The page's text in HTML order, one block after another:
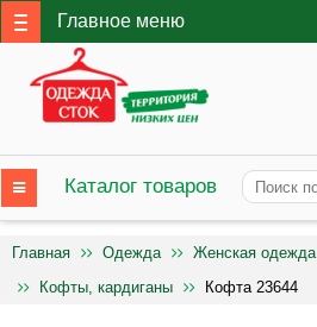
Главное меню
Каталог товаров
Главная Одежда Женская одежда
Кофты, кардиганы
Кофта 23644